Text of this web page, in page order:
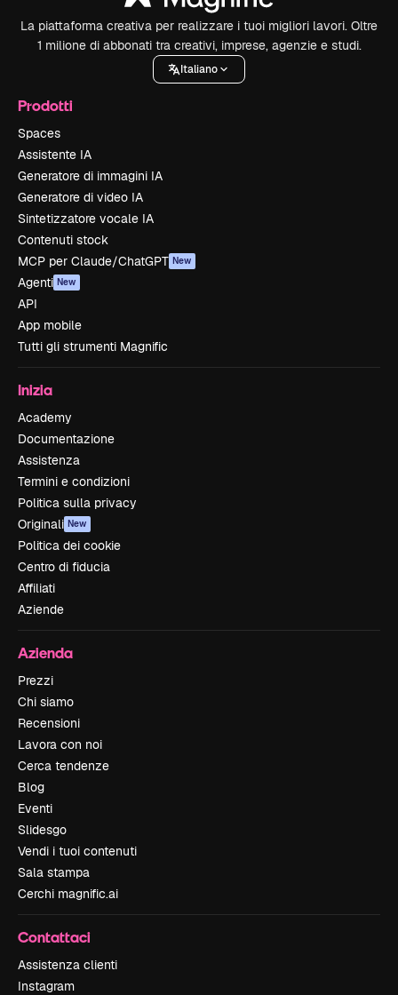
La piattaforma creativa per realizzare i tuoi migliori lavori. Oltre
1 milione di abbonati tra creativi, imprese, agenzie e studi.
Italiano
Prodotti
Spaces
Assistente IA
Generatore di immagini IA
Generatore di video IA
Sintetizzatore vocale IA
Contenuti stock
MCP per Claude/ChatGPT New
Agenti New
API
App mobile
Tutti gli strumenti Magnific
Inizia
Academy
Documentazione
Assistenza
Termini e condizioni
Politica sulla privacy
Originali New
Politica dei cookie
Centro di fiducia
Affiliati
Aziende
Azienda
Prezzi
Chi siamo
Recensioni
Lavora con noi
Cerca tendenze
Blog
Eventi
Slidesgo
Vendi i tuoi contenuti
Sala stampa
Cerchi magnific.ai
Contattaci
Assistenza clienti
Instagram